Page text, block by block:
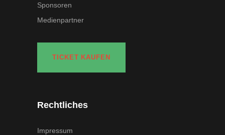
Sponsoren
Medienpartner
TICKET KAUFEN
Rechtliches
Impressum